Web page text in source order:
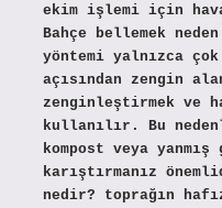
ekim işlemi için
Bahçe bellemek
yöntemi yalnızca
açısından zengin
zenginleştirmek ve
kullanılır. Bu
kompost veya
karıştırmanız
nedir? toprağın